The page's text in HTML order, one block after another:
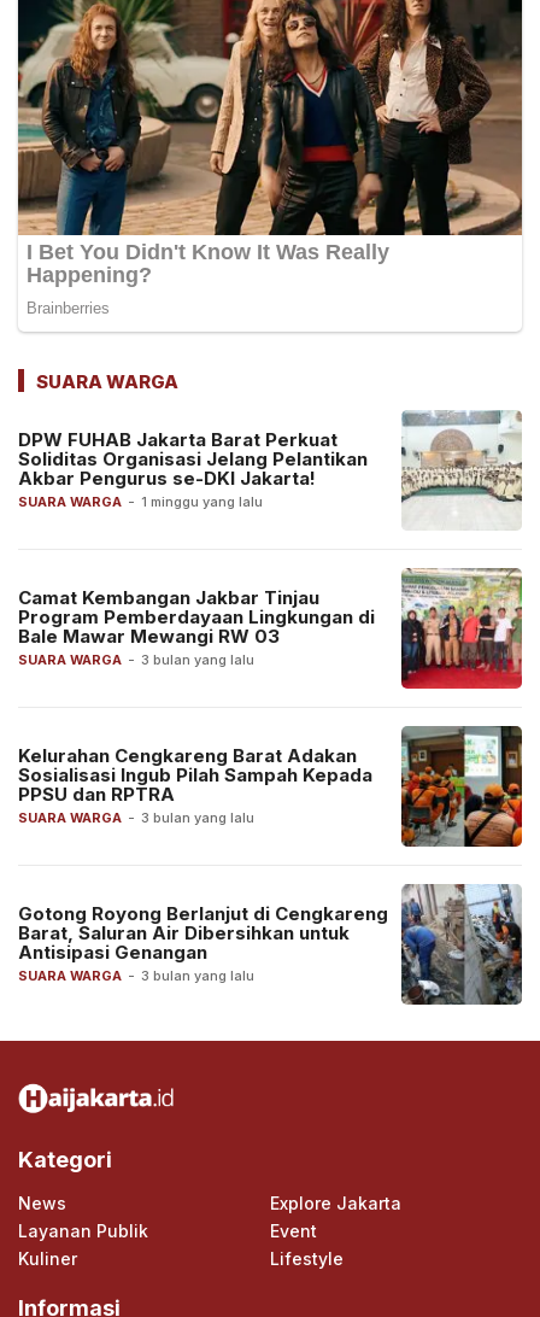
SUARA WARGA
SUARA WARGA - 1 minggu yang lalu
DPW FUHAB Jakarta Barat Perkuat
Soliditas Organisasi Jelang Pelantikan
Akbar Pengurus se-DKI Jakarta!
SUARA WARGA - 3 bulan yang lalu
Camat Kembangan Jakbar Tinjau
Program Pemberdayaan Lingkungan di
Bale Mawar Mewangi RW 03
SUARA WARGA - 3 bulan yang lalu
Kelurahan Cengkareng Barat Adakan
Sosialisasi Ingub Pilah Sampah Kepada
PPSU dan RPTRA
SUARA WARGA - 3 bulan yang lalu
Gotong Royong Berlanjut di Cengkareng
Barat, Saluran Air Dibersihkan untuk
Antisipasi Genangan
Kategori
News
Explore Jakarta
Layanan Publik
Event
Kuliner
Lifestyle
Informasi